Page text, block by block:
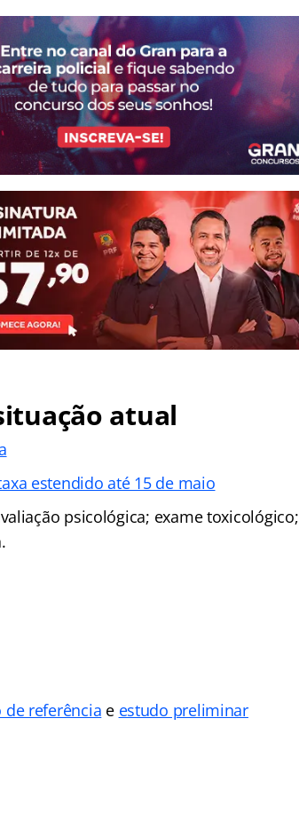
atual
estendido até 15 de maio
psicológica; exame toxicológico;
de referência e estudo preliminar